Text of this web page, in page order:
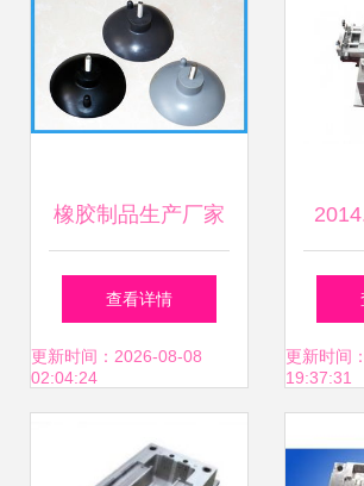
厂家,图片,塑料模,
深圳市正能量五金
橡胶制品生产厂家
图 塑料保鲜盖 销
售 塑料保鲜盖
查看详情
更新时间：2026-08-08
02:04:24
更新时间
19:37:31